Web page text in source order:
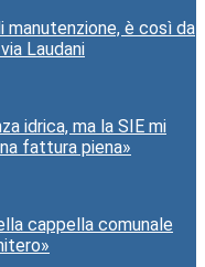
manutenzione, è così da
Laudani
idrica, ma la SIE mi
fattura piena»
cappella comunale